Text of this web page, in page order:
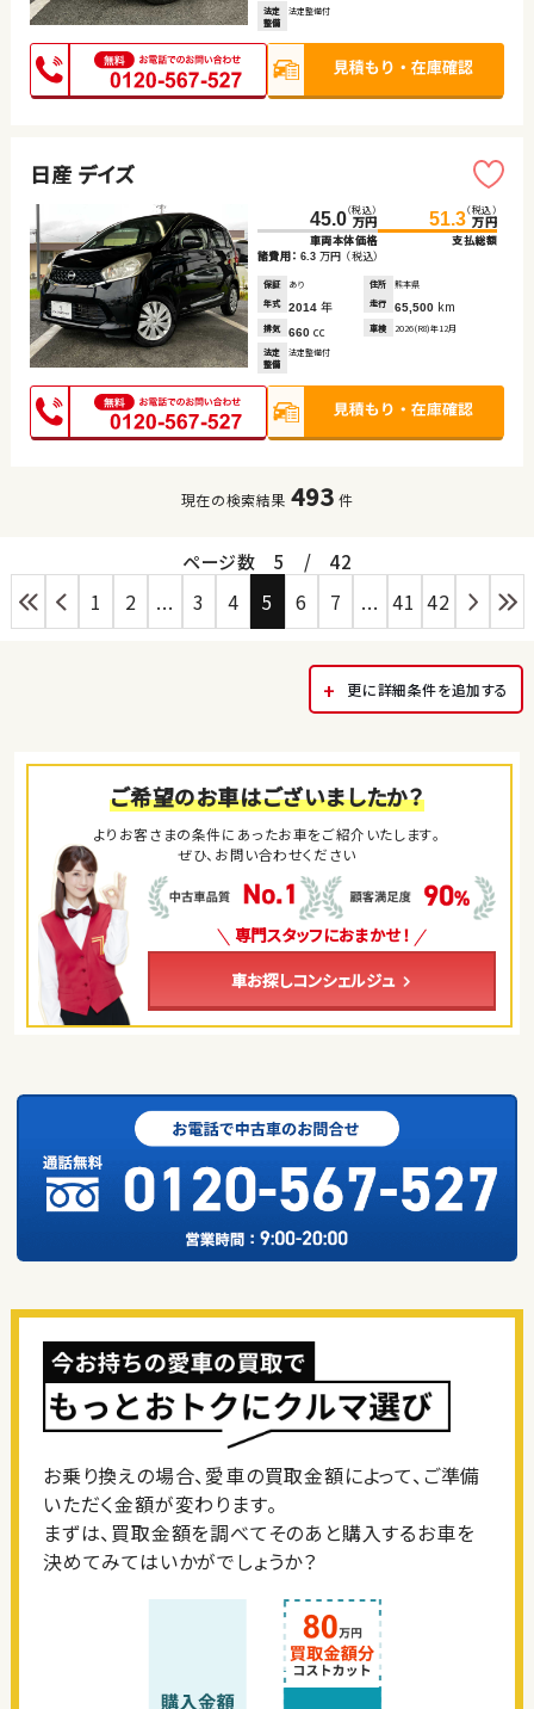
法定
整備
法定整備付
日産 デイズ
45.0（税込）
万円
車両本体価格
51.3（税込）
万円
支払総額
諸費用： 6.3 万円 （税込）
保証 あり 住所
熊本県
年式
2014 年 走行 65,500 km
排気 660 cc 車検 2026(R8)年12月
法定
整備
法定整備付
現在の検索結果 493 件
ページ数 5 / 42
1 2 ... 3 4 5 6 7 ... 41 42
更に詳細条件を追加する
ご希望のお車はございましたか？
よりお客さまの条件にあったお車をご紹介いたします。
ぜひ、お問い合わせください
専門スタッフにおまかせ！
車お探しコンシェルジュ
お乗り換えの場合、愛車の買取金額によって、ご準備
いただく金額が変わります。
まずは、買取金額を調べてそのあと購入するお車を
決めてみてはいかがでしょうか？